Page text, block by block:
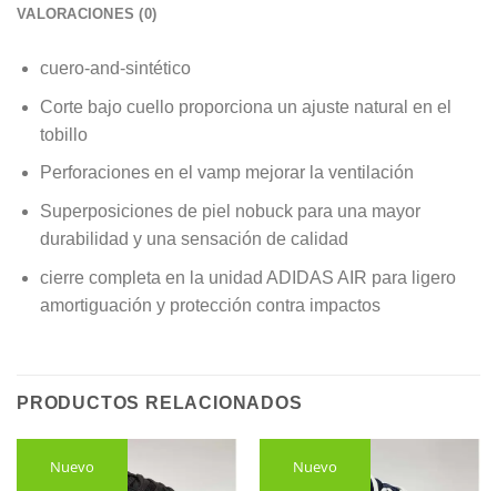
VALORACIONES (0)
cuero-and-sintético
Corte bajo cuello proporciona un ajuste natural en el
tobillo
Perforaciones en el vamp mejorar la ventilación
Superposiciones de piel nobuck para una mayor
durabilidad y una sensación de calidad
cierre completa en la unidad ADIDAS AIR para ligero
amortiguación y protección contra impactos
PRODUCTOS RELACIONADOS
Nuevo Nuevo